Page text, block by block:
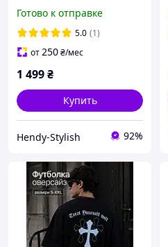
Streetwear стиль | Manto
Fight Co Jiu Jitsu
Готово к отправке
5.0 (1)
от250₴/мес
1 499₴
Купить
Hendy-Stylish 92%